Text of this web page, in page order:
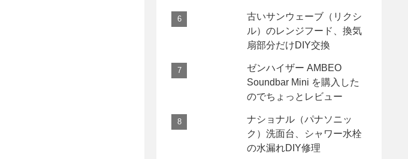
古いサンウェーブ（リクシ
ル）のレンジフード、換気
扇部分だけDIY交換
ゼンハイザー AMBEO
Soundbar Mini を購入した
のでちょっとレビュー
ナショナル（パナソニッ
ク）洗面台、シャワー水栓
の水漏れDIY修理